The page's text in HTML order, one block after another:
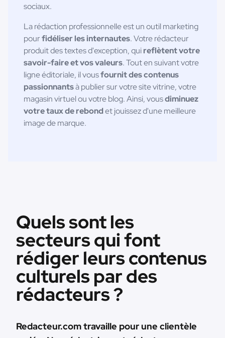
sociaux.
La rédaction professionnelle est un outil marketing
pourfidéliser les internautes. Votre rédacteur
produit des textes d'exception, quireflètent votre
savoir-faire et vos valeurs. Tout en suivant votre
ligne éditoriale, il vousfournit des contenus
passionnantsà publier sur votre site vitrine, votre
magasin virtuel ou votre blog. Ainsi, vousdiminuez
votre taux de rebondet jouissez d'une meilleure
image de marque.
Quels sont les
secteurs qui font
rédiger leurs contenus
culturels par des
rédacteurs ?
Redacteur.com travaille pour une clientèle